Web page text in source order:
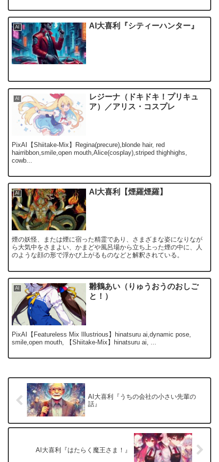
AI AI大喜利『シティーハンター』
AI
レジーナ（ドキドキ！プリキュ
ア）／アリス・コスプレ
PixAI【Shiitake-Mix】Regina(precure),blonde hair, red
hairribbon,smile,open mouth,Alice(cosplay),striped thighhighs,
cowb...
AI AI大喜利【煙羅煙羅】
煙の妖怪、または煙に宿った精霊であり、さまざまな姿になりなが
ら大気中をさまよい、かまどや風呂場から立ち上った煙の中に、人
のような顔の形で浮かび上がるものなどと解釈されている。
AI
雛鶴あい（りゅうおうのおしご
と！）
PixAI【Featureless Mix Illustrious】hinatsuru ai,dynamic pose,
smile,open mouth, 【Shiitake-Mix】hinatsuru ai, ...
AI大喜利『うちの会社の小さい先輩の
話』
AI大喜利『はたらく魔王さま！』